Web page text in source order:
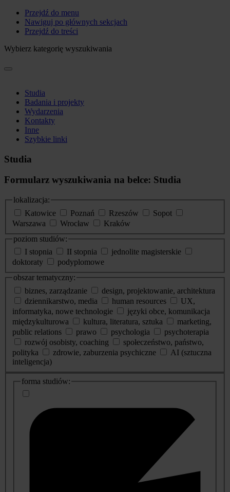
Przejdź do menu
Nawiguj po głównych sekcjach
Przejdź do treści
Wybierz kategorię wyszukiwania
Studia
Badania i projekty
Wydarzenia
Kontakty
Inne
Szybkie linki
Studia
Formularz wyszukiwania na belce: Studia
lokalizacja:
Katowice
Poznań Rzeszów
Sopot
Warszawa
Wrocław
Kraków
poziom studiów:
I stopnia
II stopnia
jednolite magisterskie
doktoraty
podyplomowe
obszar tematyczny:
biznes, zarządzanie
design, projektowanie, architektura
dziennikarstwo, media
human resources
UX,
informatyka, nowe technologie
języki obce, komunikacja
międzykulturowa
kultura, literatura, sztuka
marketing,
public relations
prawo psychologia
psychoterapia
rozwój osobisty, coaching
społeczeństwo, państwo,
polityka
zdrowie, zaburzenia psychiczne
AI (sztuczna
inteligencja)
dodatkowe
informacje
forma studiów: